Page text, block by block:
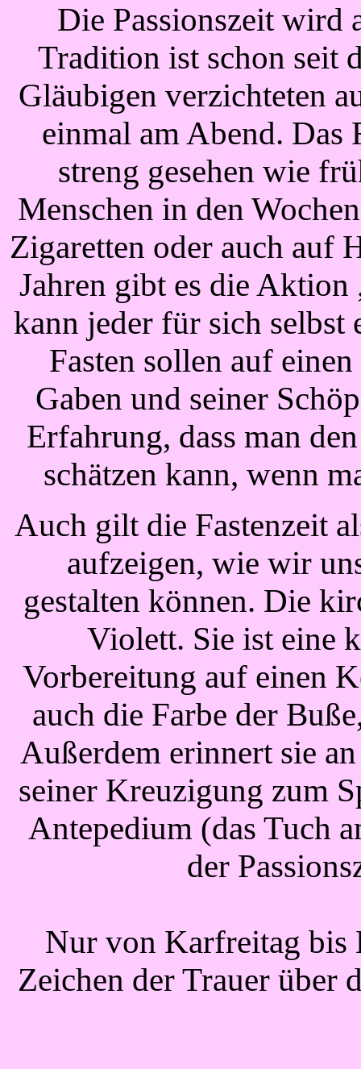
Die Passionszeit wird
Tradition ist schon seit
Gläubigen verzichteten
einmal am Abend. Das
streng gesehen wie
Menschen in den
Zigaretten oder auch auf
Jahren gibt es die Aktion
kann jeder für sich selbst
Fasten sollen auf
Gaben und seiner
Erfahrung, dass man
schätzen kann, wenn
Auch gilt die Fastenzeit
aufzeigen, wie wir
gestalten können. Die
Violett. Sie ist eine
Vorbereitung auf einen
auch die Farbe der
Außerdem erinnert sie
seiner Kreuzigung zum
Antepedium (das Tuch
der
Nur von Karfreitag bis
Zeichen der Trauer über